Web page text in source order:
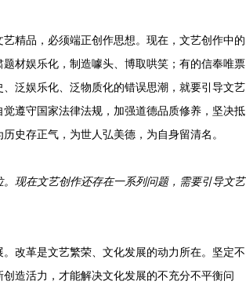
精品，必须端正创作思想。现在，文艺创作中的
材娱乐化，制造噱头、博取哄笑；有的信奉唯票
泛娱乐化、泛物质化的错误思潮，就要引导文艺
遵守国家法律法规，加强道德品质修养，坚决抵
史存正气，为世人弘美德，为自身留清名。
现在文艺创作还存在一系列问题，需要引导文艺
改革是文艺繁荣、文化发展的动力所在。坚定不
造活力，才能解决文化发展的不充分不平衡问